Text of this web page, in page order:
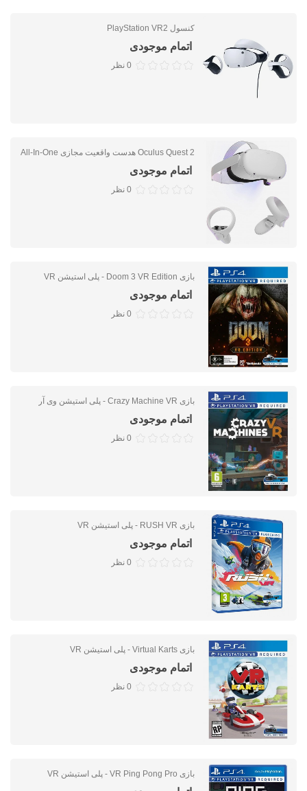
کنسول PlayStation VR2
اتمام موجودی
0 نظر
Oculus Quest 2 هدست واقعیت مجازی All-In-One
اتمام موجودی
0 نظر
بازی Doom 3 VR Edition - پلی استیشن VR
اتمام موجودی
0 نظر
بازی Crazy Machine VR - پلی استیشن وی آر
اتمام موجودی
0 نظر
بازی RUSH VR - پلی استیشن VR
اتمام موجودی
0 نظر
بازی Virtual Karts - پلی استیشن VR
اتمام موجودی
0 نظر
بازی VR Ping Pong Pro - پلی استیشن VR